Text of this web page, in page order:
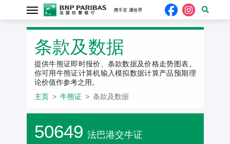
条款及数据
提供牛熊证即时报价、条款数据及价格走势图表。
你可用牛熊证计算机输入模拟数据计算产品预期理
论价值作参考之用。
主页
牛熊证 条款及数据
50649 法巴港交牛证